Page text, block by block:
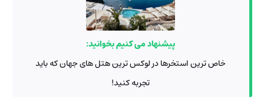
پیشنهاد می کنیم بخوانید:
خاص ترین استخرها در لوکس ترین هتل های جهان که باید
تجربه کنید!